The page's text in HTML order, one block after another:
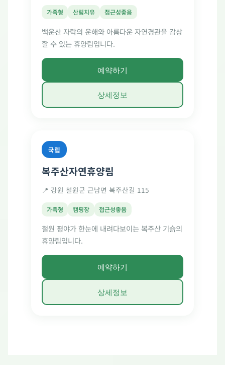
가족형 산림치유 접근성좋음
백운산 자락의 운해와 아름다운 자연경관을 감상
할 수 있는 휴양림입니다.
예약하기
상세정보
국립
복주산자연휴양림
📍 강원 철원군 근남면 복주산길 115
가족형 캠핑장 접근성좋음
철원 평야가 한눈에 내려다보이는 복주산 기슭의
휴양림입니다.
예약하기
상세정보